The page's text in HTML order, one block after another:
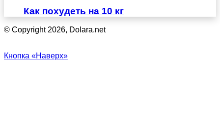
Как похудеть на 10 кг
© Copyright 2026, Dolara.net
Кнопка «Наверх»